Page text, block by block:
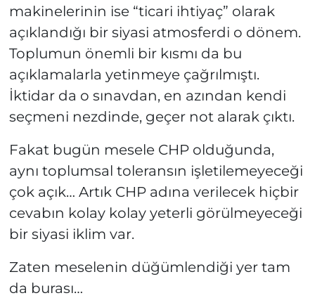
makinelerinin ise “ticari ihtiyaç” olarak
açıklandığı bir siyasi atmosferdi o dönem.
Toplumun önemli bir kısmı da bu
açıklamalarla yetinmeye çağrılmıştı.
İktidar da o sınavdan, en azından kendi
seçmeni nezdinde, geçer not alarak çıktı.
Fakat bugün mesele CHP olduğunda,
aynı toplumsal toleransın işletilemeyeceği
çok açık… Artık CHP adına verilecek hiçbir
cevabın kolay kolay yeterli görülmeyeceği
bir siyasi iklim var.
Zaten meselenin düğümlendiği yer tam
da burası…